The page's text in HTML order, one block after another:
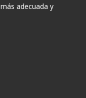
adecuada y